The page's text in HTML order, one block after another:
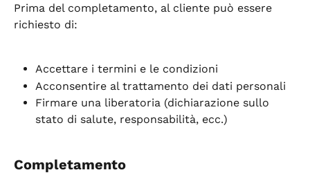
Prima del completamento, al cliente può essere
richiesto di:
Accettare i termini e le condizioni
Acconsentire al trattamento dei dati personali
Firmare una liberatoria (dichiarazione sullo
stato di salute, responsabilità, ecc.)
Completamento